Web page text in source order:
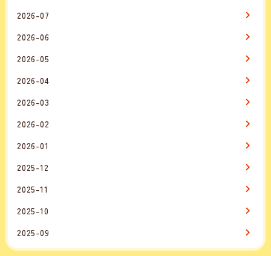
2026-07
2026-06
2026-05
2026-04
2026-03
2026-02
2026-01
2025-12
2025-11
2025-10
2025-09